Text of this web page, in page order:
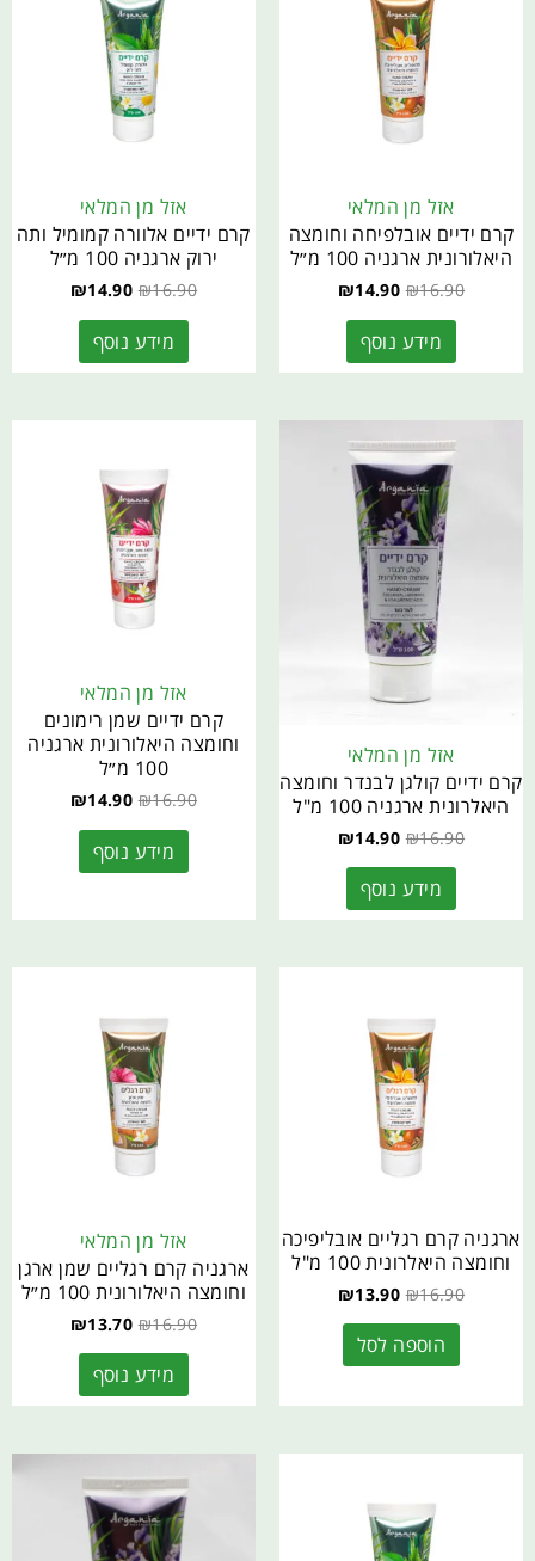
אזל מן המלאי
קרם ידיים אובלפיחה וחומצה
היאלורונית ארגניה 100 מ״ל
₪16.90
₪14.90
מידע נוסף
אזל מן המלאי
קרם ידיים אלוורה קמומיל ותה
ירוק ארגניה 100 מ״ל
₪16.90
₪14.90
מידע נוסף
אזל מן המלאי
קרם ידיים קולגן לבנדר וחומצה
היאלרונית ארגניה 100 מ"ל
₪16.90
₪14.90
מידע נוסף
אזל מן המלאי
קרם ידיים שמן רימונים
וחומצה היאלורונית ארגניה
100 מ״ל
₪16.90
₪14.90
מידע נוסף
ארגניה קרם רגליים אובליפיכה
וחומצה היאלרונית 100 מ"ל
₪16.90
₪13.90
הוספה לסל
אזל מן המלאי
ארגניה קרם רגליים שמן ארגן
וחומצה היאלורונית 100 מ״ל
₪16.90
₪13.70
מידע נוסף